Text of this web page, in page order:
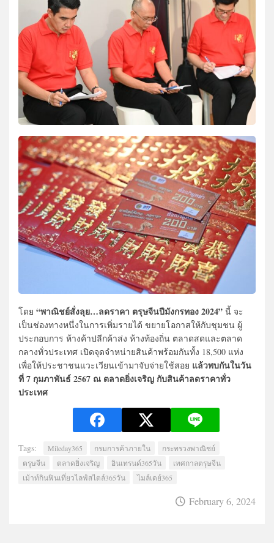
โดย “พาณิชย์สั่งลุย…ลดราคา ตรุษจีนปีมังกรทอง 2024” นี้ จะ
เป็นช่องทางหนึ่งในการเพิ่มรายได้ ขยายโอกาสให้กับชุมชน ผู้
ประกอบการ ห้างค้าปลีกค้าส่ง ห้างท้องถิ่น ตลาดสดและตลาด
กลางทั่วประเทศ เปิดจุดจำหน่ายสินค้าพร้อมกันทั้ง 18,500 แห่ง
เพื่อให้ประชาชนแวะเวียนเข้ามาจับจ่ายใช้สอย แล้วพบกันในวัน
ที่ 7 กุมภาพันธ์ 2567 ณ ตลาดยิ่งเจริญ กับสินค้าลดราคาทั่ว
ประเทศ
Tags: Mileday365 กรมการค้าภายใน
กระทรวงพาณิชย์
ตรุษจีน
ตลาดยิ่งเจริญ อินเทรนด์365วัน
เทศกาลตรุษจีน
เม้าท์กินฟินเที่ยวไลฟ์สไตล์365วัน
ไมล์เดย์365
February 6, 2024